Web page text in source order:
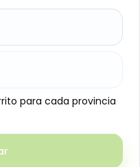
kg, fresco y de
a la plancha,
suave y sabor
opción nutritiva y
para cada provincia
para cada provincia